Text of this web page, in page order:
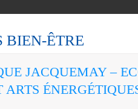
BIEN-ÊTRE
JACQUEMAY –
ARTS